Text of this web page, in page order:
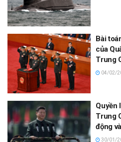
Bài
của
Trung
04/02/
Quyền
Trung
động
30/01/